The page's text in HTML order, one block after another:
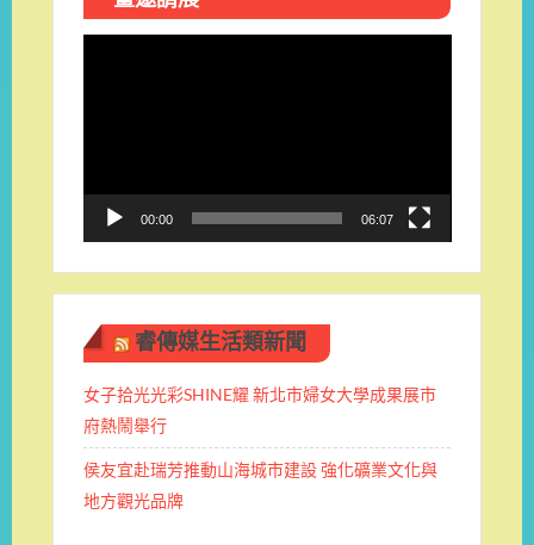
00:00 06:07
睿傳媒生活類新聞
女子拾光光彩SHINE耀 新北市婦女大學成果展市
府熱鬧舉行
侯友宜赴瑞芳推動山海城市建設 強化礦業文化與
地方觀光品牌